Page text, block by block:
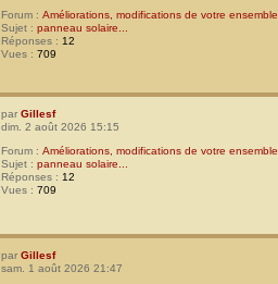
Forum :Améliorations, modifications de votre ensemble
Sujet :panneau solaire...
Réponses : 12
Vues :709
parGillesf
dim. 2 août 2026 15:15
Forum :Améliorations, modifications de votre ensemble
Sujet :panneau solaire...
Réponses : 12
Vues :709
parGillesf
sam. 1 août 2026 21:47